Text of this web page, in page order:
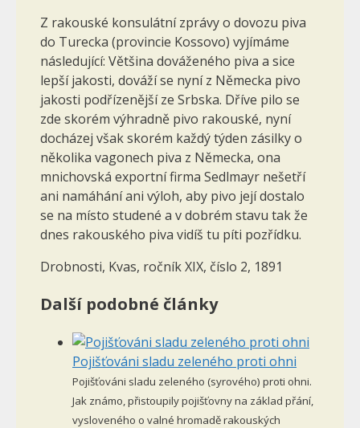
Z rakouské konsulátní zprávy o dovozu piva
do Turecka (provincie Kossovo) vyjímáme
následující: Většina dováženého piva a sice
lepší jakosti, dováží se nyní z Německa pivo
jakosti podřízenější ze Srbska. Dříve pilo se
zde skorém výhradně pivo rakouské, nyní
docházej však skorém každý týden zásilky o
několika vagonech piva z Německa, ona
mnichovská exportní firma Sedlmayr nešetří
ani namáhání ani výloh, aby pivo její dostalo
se na místo studené a v dobrém stavu tak že
dnes rakouského piva vidíš tu píti pozřídku.
Drobnosti, Kvas, ročník XIX, číslo 2, 1891
Další podobné články
Pojišťováni sladu zeleného proti ohni
Pojišťováni sladu zeleného (syrového) proti ohni.
Jak známo, přistoupily pojišťovny na základ přání,
vysloveného o valné hromadě rakouských